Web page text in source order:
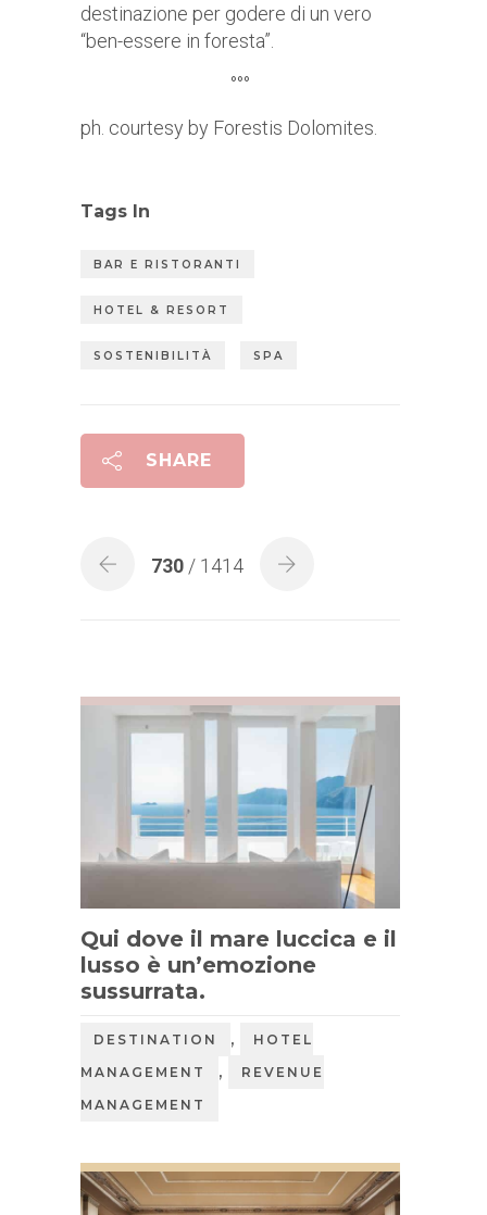
destinazione per godere di un vero
“ben-essere in foresta”.
°°°
ph. courtesy by Forestis Dolomites.
Tags In
BAR E RISTORANTI
HOTEL & RESORT
SOSTENIBILITÀ SPA
SHARE
730 / 1414
Qui dove il mare luccica e il
lusso è un’emozione
sussurrata.
DESTINATION ,
HOTEL
MANAGEMENT
,
REVENUE
MANAGEMENT